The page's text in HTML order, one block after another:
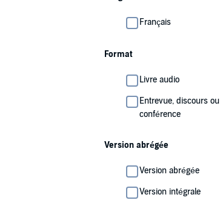
Français
Format
Livre audio
Entrevue, discours ou
conférence
Version abrégée
Version abrégée
Version intégrale